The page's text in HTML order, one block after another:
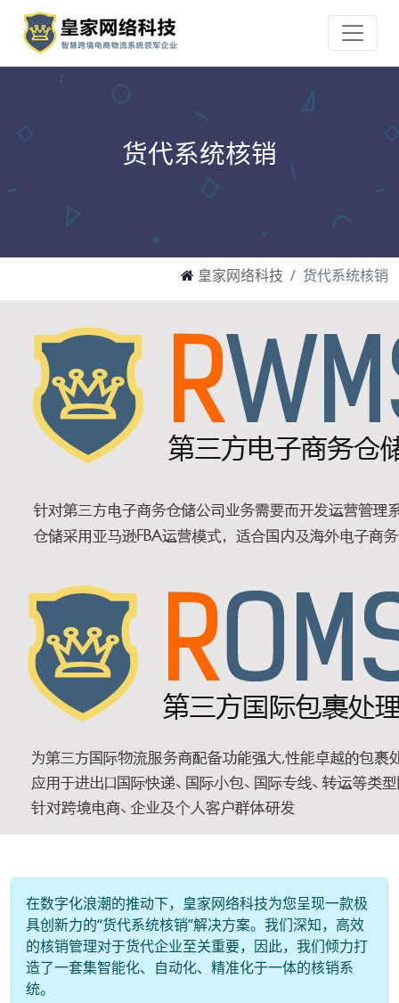
货代系统核销
皇家网络科技 货代系统核销
在数字化浪潮的推动下，皇家网络科技为您呈现一款极
具创新力的“货代系统核销”解决方案。我们深知，高效
的核销管理对于货代企业至关重要，因此，我们倾力打
造了一套集智能化、自动化、精准化于一体的核销系
统。